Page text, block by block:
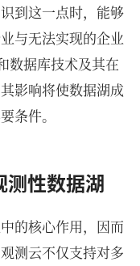
到这一点时，能够
与无法实现的企业
数据库技术及其在
影响将使数据湖成
条件。
测性数据湖
的核心作用，因而
测云不仅支持对多